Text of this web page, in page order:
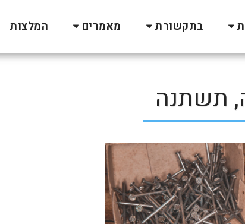
בתקשורת מאמרים המלצות
תשתנה